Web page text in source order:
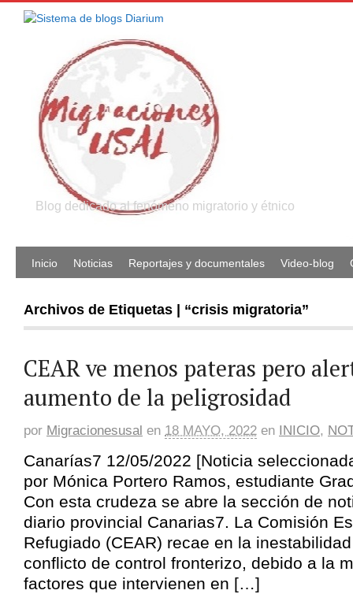
Blog dedicado al fenómeno migratorio y étnico
Inicio Noticias Reportajes y documentales Video-blog
Archivos de Etiquetas | “crisis migratoria”
CEAR ve menos pateras pero
aumento de la peligrosidad
por Migracionesusal en 18 MAYO, 2022 en INICIO,
Canarías7 12/05/2022 [Noticia
por Mónica Portero Ramos, estudiante
Con esta crudeza se abre la sección de
diario provincial Canarias7. La Comisión
Refugiado (CEAR) recae en la
conflicto de control fronterizo, debido a la
factores que intervienen en […]